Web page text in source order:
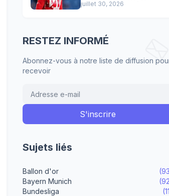
successeur désigné
juillet 30, 2026
RESTEZ INFORMÉ
Abonnez-vous à notre liste de diffusion
recevoir
Sujets liés
Ballon d'or
Bayern Munich
Bundesliga